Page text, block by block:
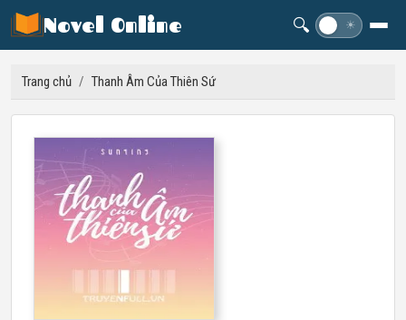
Novel Online 🔍 ☀
Trang chủ / Thanh Âm Của Thiên Sứ